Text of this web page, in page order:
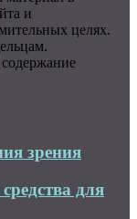
и
целях.
зрения
для